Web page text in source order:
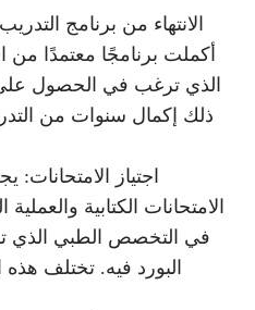
الانتهاء من برنامج
أكملت برنامجًا معتمدًا
الذي ترغب في الحصول
ذلك إكمال سنوات من
اجتياز
الامتحانات الكتابية
في التخصص الطبي الذي
البورد فيه. تختلف